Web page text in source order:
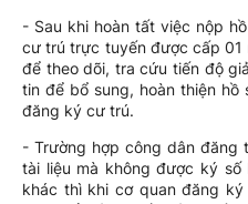
- Sau khi hoàn tất việc nộp
cư trú trực tuyến được cấp 01
để theo dõi, tra cứu tiến độ
tin để bổ sung, hoàn thiện
đăng ký cư trú.
- Trường hợp công dân đăng
tài liệu mà không được ký
khác thì khi cơ quan đăng